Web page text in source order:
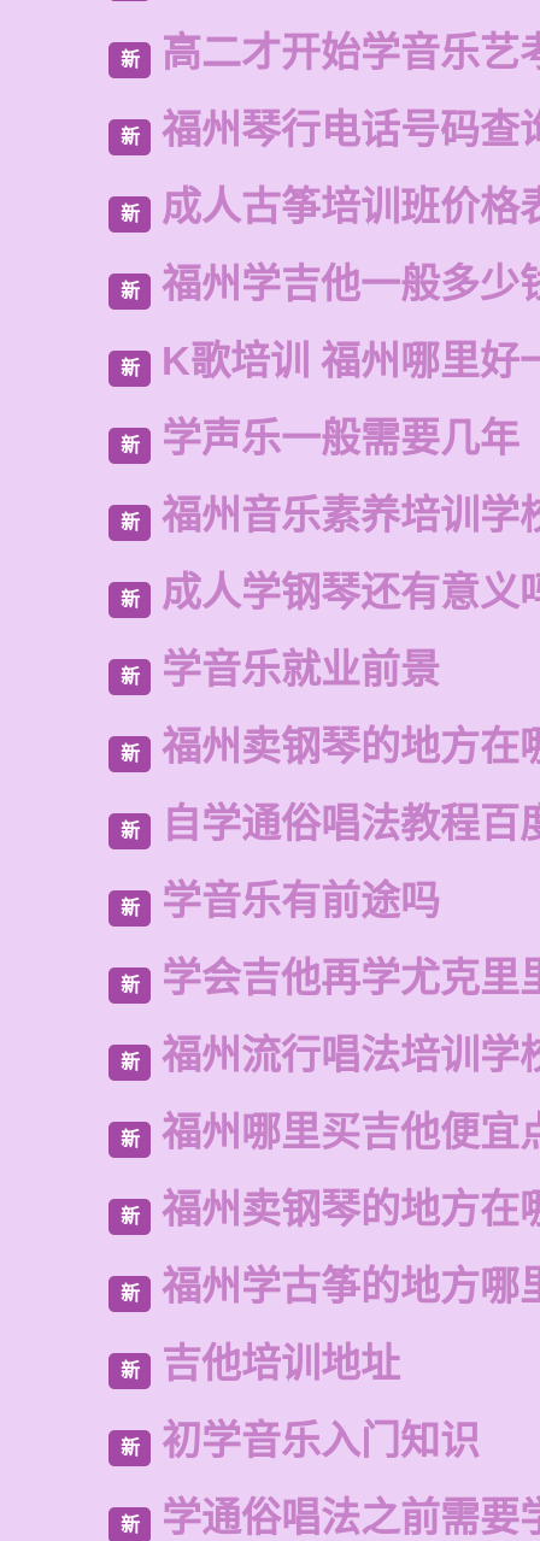
新 高二才开始学音乐艺
新 福州琴行电话号码查
新 成人古筝培训班价格
新 福州学吉他一般多少
新 K歌培训 福州哪里好
新 学声乐一般需要几年
新 福州音乐素养培训学
新 成人学钢琴还有意义
新 学音乐就业前景
新 福州卖钢琴的地方在
新 自学通俗唱法教程百
新 学音乐有前途吗
新 学会吉他再学尤克里
新 福州流行唱法培训学
新 福州哪里买吉他便宜
新 福州卖钢琴的地方在
新 福州学古筝的地方哪
新 吉他培训地址
新 初学音乐入门知识
新 学通俗唱法之前需要